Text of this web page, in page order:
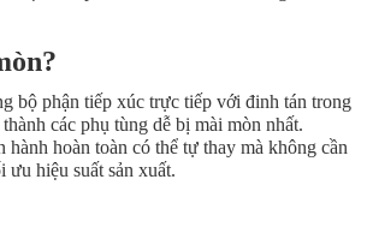
bộ phận tiếp xúc trực tiếp với đinh tán trong
các phụ tùng dễ bị mài mòn nhất.
hành hoàn toàn có thể tự thay mà không cần
hiệu suất sản xuất.